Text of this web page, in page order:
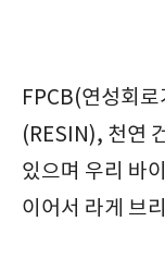
FPCB(연성회
(RESIN), 천연
있으며 우리 바
이어서 라게 브